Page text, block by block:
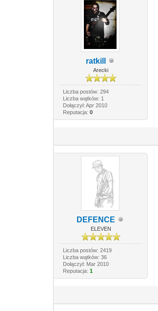
ratkill
Arecki
Liczba postów: 294
Liczba wątków: 1
Dołączył: Apr 2010
Reputacja: 0
DEFENCE
ELEVEN
Liczba postów: 2419
Liczba wątków: 36
Dołączył: Mar 2010
Reputacja: 1